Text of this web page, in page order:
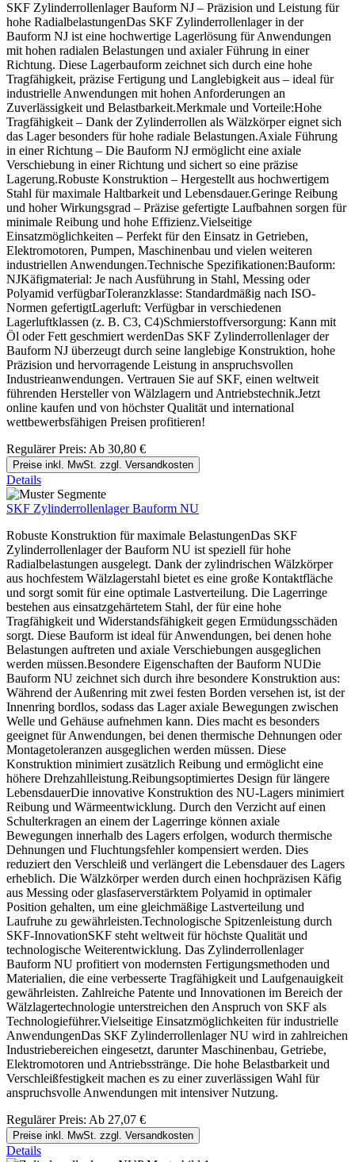
SKF Zylinderrollenlager Bauform NJ – Präzision und Leistung für
hohe RadialbelastungenDas SKF Zylinderrollenlager in der
Bauform NJ ist eine hochwertige Lagerlösung für Anwendungen
mit hohen radialen Belastungen und axialer Führung in einer
Richtung. Diese Lagerbauform zeichnet sich durch eine hohe
Tragfähigkeit, präzise Fertigung und Langlebigkeit aus – ideal für
industrielle Anwendungen mit hohen Anforderungen an
Zuverlässigkeit und Belastbarkeit.Merkmale und Vorteile:Hohe
Tragfähigkeit – Dank der Zylinderrollen als Wälzkörper eignet sich
das Lager besonders für hohe radiale Belastungen.Axiale Führung
in einer Richtung – Die Bauform NJ ermöglicht eine axiale
Verschiebung in einer Richtung und sichert so eine präzise
Lagerung.Robuste Konstruktion – Hergestellt aus hochwertigem
Stahl für maximale Haltbarkeit und Lebensdauer.Geringe Reibung
und hoher Wirkungsgrad – Präzise gefertigte Laufbahnen sorgen für
minimale Reibung und hohe Effizienz.Vielseitige
Einsatzmöglichkeiten – Perfekt für den Einsatz in Getrieben,
Elektromotoren, Pumpen, Maschinenbau und vielen weiteren
industriellen Anwendungen.Technische Spezifikationen:Bauform:
NJKäfigmaterial: Je nach Ausführung in Stahl, Messing oder
Polyamid verfügbarToleranzklasse: Standardmäßig nach ISO-
Normen gefertigtLagerluft: Verfügbar in verschiedenen
Lagerluftklassen (z. B. C3, C4)Schmierstoffversorgung: Kann mit
Öl oder Fett geschmiert werdenDas SKF Zylinderrollenlager der
Bauform NJ überzeugt durch seine langlebige Konstruktion, hohe
Präzision und hervorragende Leistung in anspruchsvollen
Industrieanwendungen. Vertrauen Sie auf SKF, einen weltweit
führenden Hersteller von Wälzlagern und Antriebstechnik.Jetzt
online kaufen und von höchster Qualität und international
wettbewerbsfähigen Preisen profitieren!
Regulärer Preis: Ab 30,80 €
Preise inkl. MwSt. zzgl. Versandkosten
Details
SKF Zylinderrollenlager Bauform NU
Robuste Konstruktion für maximale BelastungenDas SKF
Zylinderrollenlager der Bauform NU ist speziell für hohe
Radialbelastungen ausgelegt. Dank der zylindrischen Wälzkörper
aus hochfestem Wälzlagerstahl bietet es eine große Kontaktfläche
und sorgt somit für eine optimale Lastverteilung. Die Lagerringe
bestehen aus einsatzgehärtetem Stahl, der für eine hohe
Tragfähigkeit und Widerstandsfähigkeit gegen Ermüdungsschäden
sorgt. Diese Bauform ist ideal für Anwendungen, bei denen hohe
Belastungen auftreten und axiale Verschiebungen ausgeglichen
werden müssen.Besondere Eigenschaften der Bauform NUDie
Bauform NU zeichnet sich durch ihre besondere Konstruktion aus:
Während der Außenring mit zwei festen Borden versehen ist, ist der
Innenring bordlos, sodass das Lager axiale Bewegungen zwischen
Welle und Gehäuse aufnehmen kann. Dies macht es besonders
geeignet für Anwendungen, bei denen thermische Dehnungen oder
Montagetoleranzen ausgeglichen werden müssen. Diese
Konstruktion minimiert zusätzlich Reibung und ermöglicht eine
höhere Drehzahlleistung.Reibungsoptimiertes Design für längere
LebensdauerDie innovative Konstruktion des NU-Lagers minimiert
Reibung und Wärmeentwicklung. Durch den Verzicht auf einen
Schulterkragen an einem der Lagerringe können axiale
Bewegungen innerhalb des Lagers erfolgen, wodurch thermische
Dehnungen und Fluchtungsfehler kompensiert werden. Dies
reduziert den Verschleiß und verlängert die Lebensdauer des Lagers
erheblich. Die Wälzkörper werden durch einen hochpräzisen Käfig
aus Messing oder glasfaserverstärktem Polyamid in optimaler
Position gehalten, um eine gleichmäßige Lastverteilung und
Laufruhe zu gewährleisten.Technologische Spitzenleistung durch
SKF-InnovationSKF steht weltweit für höchste Qualität und
technologische Weiterentwicklung. Das Zylinderrollenlager
Bauform NU profitiert von modernsten Fertigungsmethoden und
Materialien, die eine verbesserte Tragfähigkeit und Laufgenauigkeit
gewährleisten. Zahlreiche Patente und Innovationen im Bereich der
Wälzlagertechnologie unterstreichen den Anspruch von SKF als
Technologieführer.Vielseitige Einsatzmöglichkeiten für industrielle
AnwendungenDas SKF Zylinderrollenlager NU wird in zahlreichen
Industriebereichen eingesetzt, darunter Maschinenbau, Getriebe,
Elektromotoren und Antriebsstränge. Die hohe Belastbarkeit und
Verschleißfestigkeit machen es zu einer zuverlässigen Wahl für
anspruchsvolle Anwendungen mit intensiver Nutzung.
Regulärer Preis: Ab 27,07 €
Preise inkl. MwSt. zzgl. Versandkosten
Details